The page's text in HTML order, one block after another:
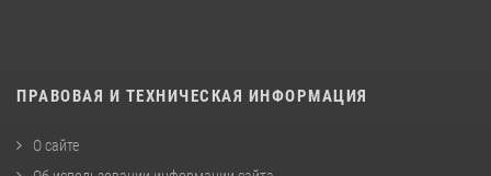
ПРАВОВАЯ И ТЕХНИЧЕСКАЯ ИНФОРМАЦИЯ
О сайте